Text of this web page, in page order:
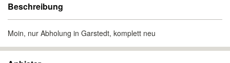
Beschreibung
Moin, nur Abholung in Garstedt, komplett neu